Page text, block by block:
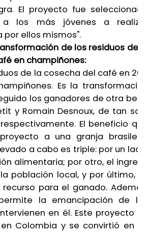
El proyecto fue seleccionado
los más jóvenes a realizar
por ellos mismos".
de los residuos de la
en champiñones:
de la cosecha del café en 200
Es la transformación
los ganadores de otra beca
y Romain Desnoux, de tan solo
El beneficio que
a una granja brasileña
a cabo es triple: por un lado,
alimentaria; por otro, el ingreso
población local, y por último, su
para el ganado. Además,
la emancipación de las
en él. Este proyecto ya
Colombia y se convirtió en un